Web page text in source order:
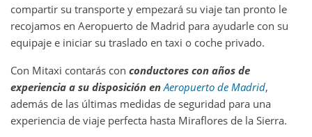
compartir su transporte y empezará su viaje tan pronto le
recojamos en Aeropuerto de Madrid para ayudarle con su
equipaje e iniciar su traslado en taxi o coche privado.
Con Mitaxi contarás con conductores con años de
experiencia a su disposición enAeropuerto de Madrid,
además de las últimas medidas de seguridad para una
experiencia de viaje perfecta hasta Miraflores de la Sierra.